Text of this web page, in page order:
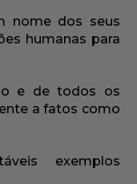
nome dos seus
humanas para
e de todos os
a fatos como
exemplos